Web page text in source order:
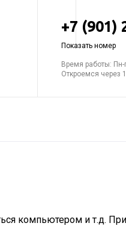
+7 (901)
Показать номер
Время работы:
Откроемся через
компьютером и т.д.